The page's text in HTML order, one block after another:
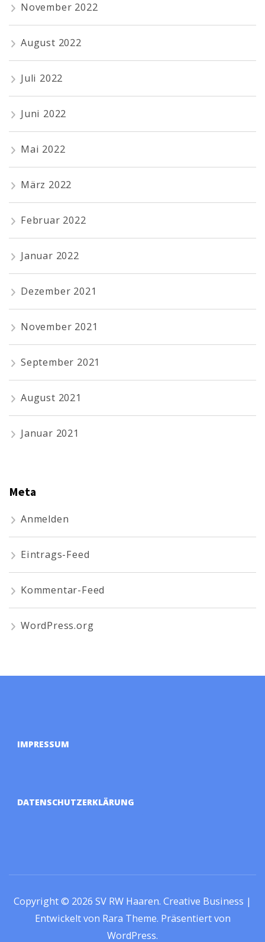
November 2022
August 2022
Juli 2022
Juni 2022
Mai 2022
März 2022
Februar 2022
Januar 2022
Dezember 2021
November 2021
September 2021
August 2021
Januar 2021
Meta
Anmelden
Eintrags-Feed
Kommentar-Feed
WordPress.org
IMPRESSUM
DATENSCHUTZERKLÄRUNG
Copyright © 2026 SV RW Haaren. Creative Business |
Entwickelt von Rara Theme. Präsentiert von
WordPress.